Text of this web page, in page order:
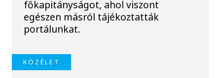
főkapitányságot, ahol viszont
egészen másról tájékoztatták
portálunkat.
KÖZÉLET